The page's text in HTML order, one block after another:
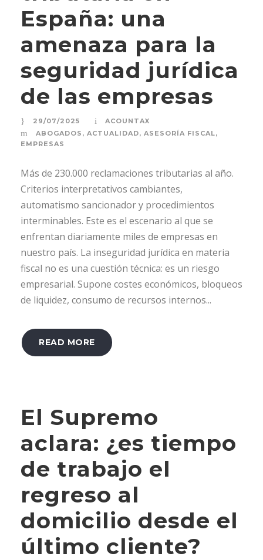
España: una
amenaza para la
seguridad jurídica
de las empresas
29/07/2025
ACOUNTAX
ABOGADOS , ACTUALIDAD, ASESORÍA FISCAL,
EMPRESAS
Más de 230.000 reclamaciones tributarias al año.
Criterios interpretativos cambiantes,
automatismo sancionador y procedimientos
interminables. Este es el escenario al que se
enfrentan diariamente miles de empresas en
nuestro país. La inseguridad jurídica en materia
fiscal no es una cuestión técnica: es un riesgo
empresarial. Supone costes económicos, bloqueos
de liquidez, consumo de recursos internos...
READ MORE
El Supremo
aclara: ¿es tiempo
de trabajo el
regreso al
domicilio desde el
último cliente?